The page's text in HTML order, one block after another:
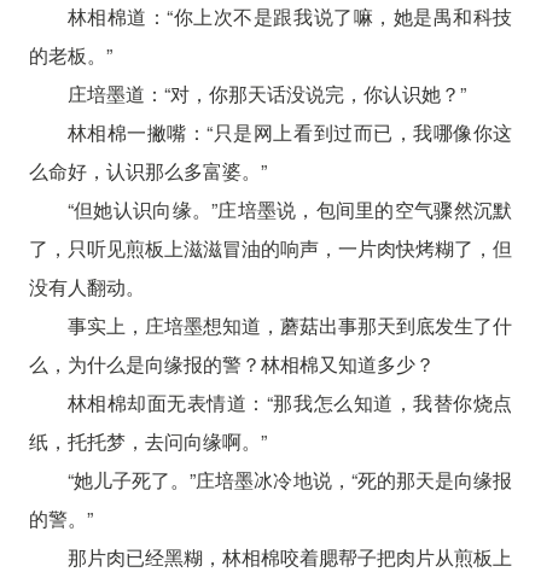
林相棉道：“你上次不是跟我说了嘛，她是禺和科技
的老板。”
庄培墨道：“对，你那天话没说完，你认识她？”
林相棉一撇嘴：“只是网上看到过而已，我哪像你这
么命好，认识那么多富婆。”
“但她认识向缘。”庄培墨说，包间里的空气骤然沉默
了，只听见煎板上滋滋冒油的响声，一片肉快烤糊了，但
没有人翻动。
事实上，庄培墨想知道，蘑菇出事那天到底发生了什
么，为什么是向缘报的警？林相棉又知道多少？
林相棉却面无表情道：“那我怎么知道，我替你烧点
纸，托托梦，去问向缘啊。”
“她儿子死了。”庄培墨冰冷地说，“死的那天是向缘报
的警。”
那片肉已经黑糊，林相棉咬着腮帮子把肉片从煎板上